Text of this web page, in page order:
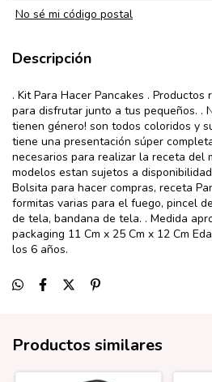
No sé mi código postal
Descripción
. Kit Para Hacer Pancakes .
para disfrutar junto a tus pequeños. .
tienen género! son todos coloridos y
tiene una presentación súper
necesarios para realizar la receta del
modelos estan sujetos a
Bolsita para hacer compras, receta
formitas varias para el fuego, pincel
de tela, bandana de tela. . Medida
packaging 11 Cm x 25 Cm x 12 Cm
los 6 años.
Productos similares